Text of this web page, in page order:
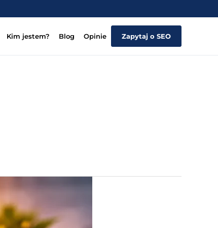
Kim jestem? Blog Opinie Zapytaj o SEO